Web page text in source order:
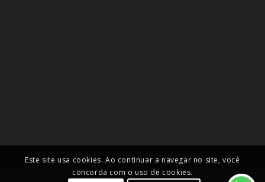
Este site usa cookies. Ao continuar a navegar no site, você
concorda com o uso de cookies.